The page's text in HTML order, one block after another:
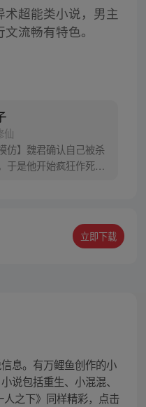
术超能类小说，男主
流畅有特色。
仙
仿】魏君确认自己被杀
于是他开始疯狂作死。
煞孤星女神捕撑腰，神
身相许。魏君：别闹！
立即下载
息。有万鲤鱼创作的小
说包括重生、小混混、
之下》同样精彩，点击